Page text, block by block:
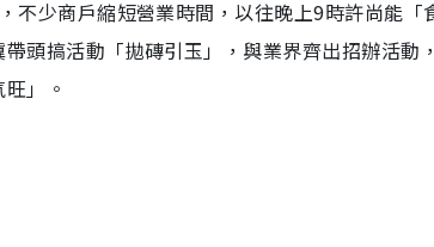
不少商戶縮短營業時間，以往晚上9時許尚能
頭搞活動「拋磚引玉」，與業界齊出招辦活動
」。